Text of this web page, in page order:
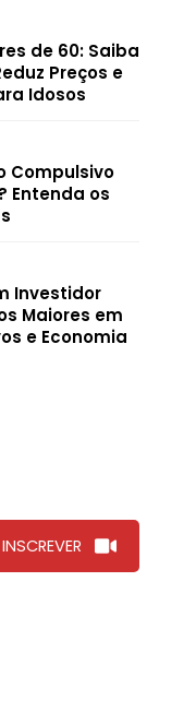
de 60: Saiba
Preços e
Idosos
Compulsivo
Entenda os
Investidor
Maiores em
e Economia
INSCREVER